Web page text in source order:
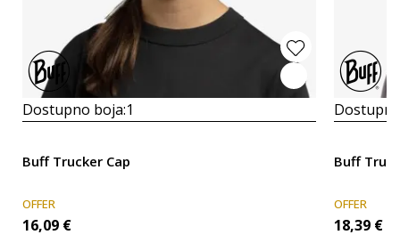
Dostupno boja:1
Buff Trucker Cap
OFFER
16,09 €
Buff
OFFER
18,39 €